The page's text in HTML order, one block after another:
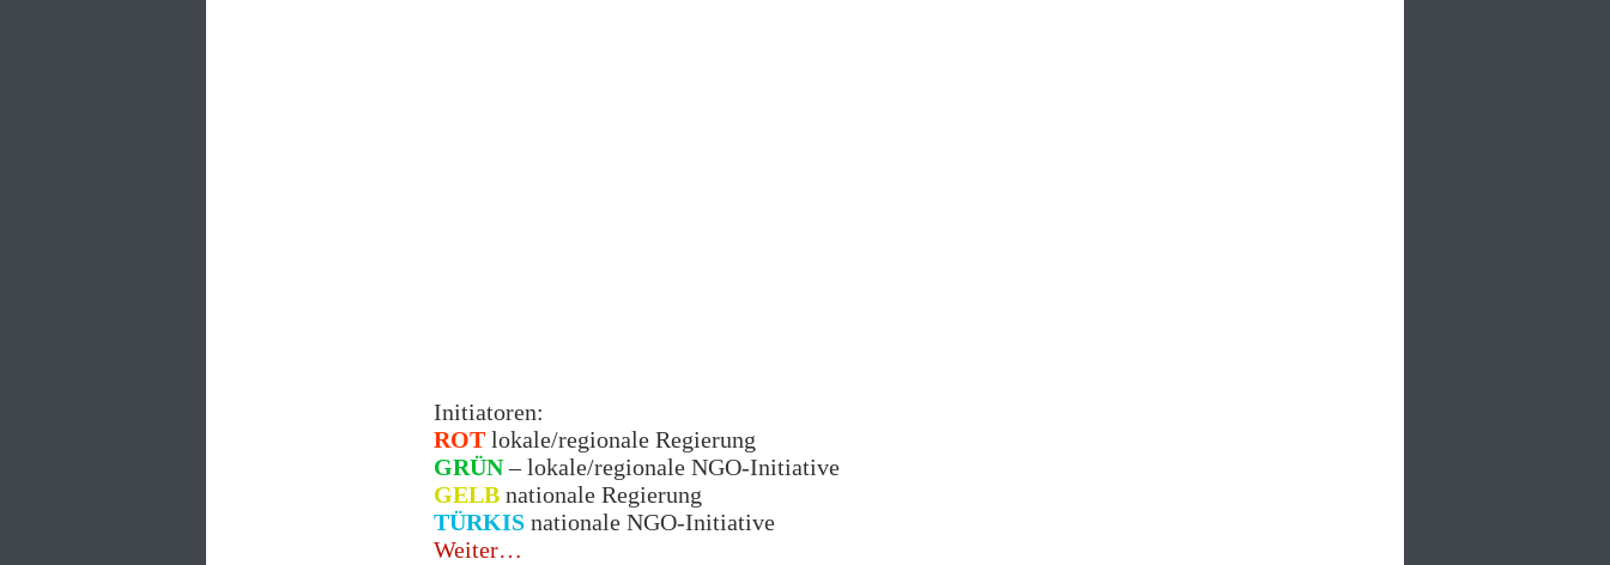
Initiatoren:
ROT lokale/regionale Regierung
GRÜN– lokale/regionale NGO-Initiative
GELB nationale Regierung
TÜRKIS nationale NGO-Initiative
Weiter„Daten